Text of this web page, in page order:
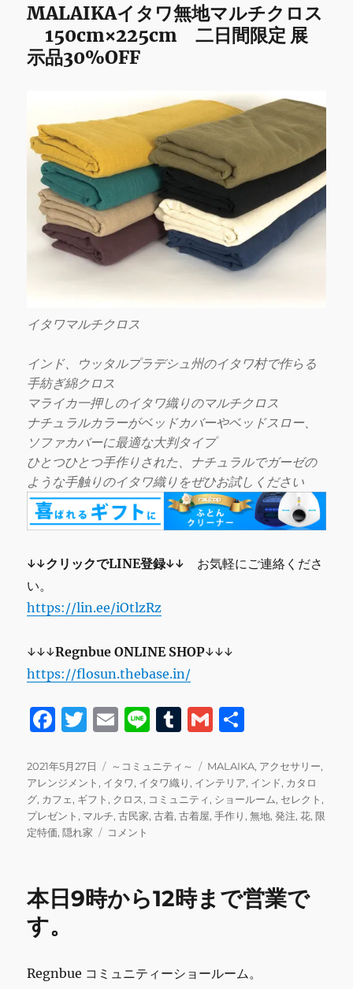
MALAIKAイタワ無地マルチクロス
150cm×225cm 二日間限定 展
示品30%OFF
イタワマルチクロス
インド、ウッタルプラデシュ州のイタワ村で作らる
手紡ぎ綿クロス
マライカ一押しのイタワ織りのマルチクロス
ナチュラルカラーがベッドカバーやベッドスロー、
ソファカバーに最適な大判タイプ
ひとつひとつ手作りされた、ナチュラルでガーゼの
ような手触りのイタワ織りをぜひお試しください
↓↓クリックでLINE登録↓↓ お気軽にご連絡くださ
い。
https://lin.ee/iOtlzRz
↓↓↓RegnbueONLINE SHOP↓↓↓
https://flosun.thebase.in/
F
c
e
b
o
k
T
it
te
r
E
ai
l
Li
e
T
m
bl
r
G
ai
l
投
稿
日:
2021年5月27日
カ
テ
ゴ
リ
ー
～コミュニティ～
タ
グ
MALAIKA, アクセサリー,
アレンジメント , イタワ, イタワ織り , インテリア, インド, カタロ
グ, カフェ, ギフト , クロス, コミュニティ, ショールーム, セレクト ,
プレゼント , マルチ,古民家,古着,古着屋,手作り ,無地,発注,花,限
定特価,隠れ家
本
13
時
コメント
本日9時から12時まで営業で
す。
Regnbue コミュニティーショールーム。